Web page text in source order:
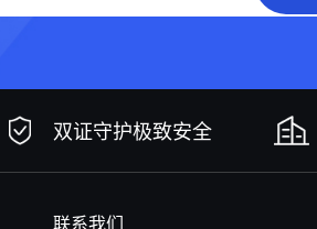
双证守护极致安全
联系我们